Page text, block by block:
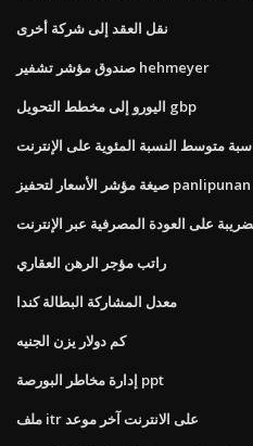
نقل العقد إلى شركة أخرى
صندوق مؤشر تشفير hehmeyer
اليورو إلى مخطط التحويل gbp
متوسط ​​النسبة المئوية على الإنترنت
صيغة مؤشر الأسعار لتحفيز panlipunan
على العودة المصرفية عبر الإنترنت
راتب مؤجر الرهن العقاري
معدل المشاركة البطالة كندا
كم دولار يزن الجنيه
إدارة مخاطر البورصة ppt
ملف itr على الانترنت آخر موعد